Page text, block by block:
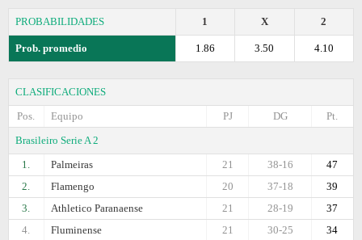
PROBABILIDADES 2
X
1
Prob. promedio 4.10
3.50
1.86
CLASIFICACIONES
Pos.
Equipo Pt.
DG
PJ
Brasileiro Serie A 2
1.
Palmeiras 47
38-16
21
2.
Flamengo 39
37-18
20
3.
Athletico Paranaense 37
28-19
21
4.
Fluminense 34
30-25
21